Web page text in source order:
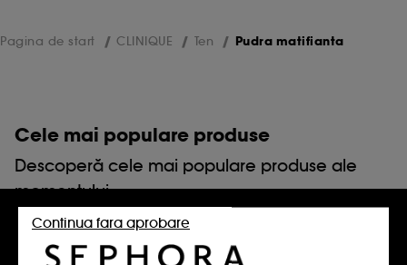
Pagina de start CLINIQUE Ten Pudra matifianta
Cele mai populare produse
Descoperă cele mai populare produse ale
momentului.
Crema Gisou
Continua fara aprobare